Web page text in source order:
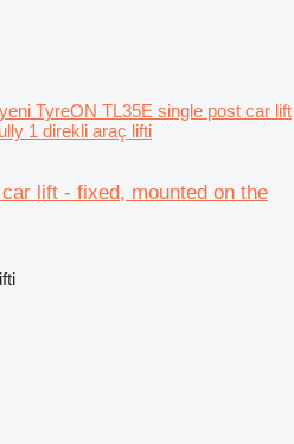
yeni TyreON TL35E single post car lift
1 direkli araç lifti
lift - fixed, mounted on the